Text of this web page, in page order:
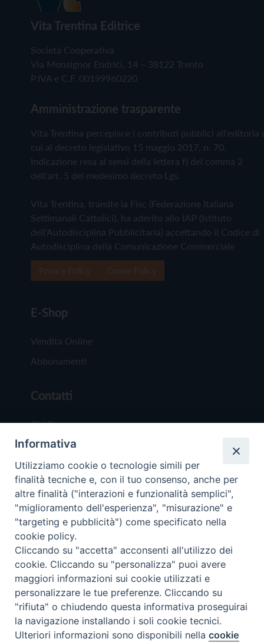
Vita Trentina Editrice
Società Cooperativa
Via Monsignor Endrici, 14 – 38122 Trento
P.IVA e C.F. 00199960220
Amministrazione trasparente
Vita Trentina percepisce i contributi pubblici all'editoria
cui al decreto legislativo 15 maggio 2017, n. 70.
Indicazione resa ai sensi della lettera f) del comma 2
dell'art. 5 del medesimo decreto Lgs.
Vita Trentina, tramite la Fisc (Federazione Italiana
Settimanali Cattolici), ha aderito allo IAP (Istituto
dell'Autodisciplina Pubblicitaria) accettando il Codice di
Autodisciplina della Comunicazione Commerciale
E-Shop
Vendita Online
Abbonamenti
Contatti
Chi Siamo
Redazione
Scrivici
Copyright © 2019 - Tutti i diritti riservati - Vita
Trentina Editrice
Privacy Policy
Torna
Preferenze Cookie
Informativa
Utilizziamo cookie o tecnologie simili per
finalità tecniche e, con il tuo consenso, anche per
altre finalità ("interazioni e funzionalità semplici",
"miglioramento dell'esperienza", "misurazione" e
"targeting e pubblicità") come specificato nella
cookie policy.
Cliccando su "accetta" acconsenti all'utilizzo dei
cookie. Cliccando su "personalizza" puoi avere
maggiori informazioni sui cookie utilizzati e
personalizzare le tue preferenze. Cliccando su
"rifiuta" o chiudendo questa informativa proseguirai
la navigazione installando i soli cookie tecnici.
Ulteriori informazioni sono disponibili nellacookie